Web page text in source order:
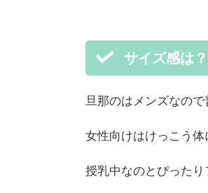
サイズ感は？
旦那のはメンズなの
女性向けはけっこう体
授乳中なのとぴった